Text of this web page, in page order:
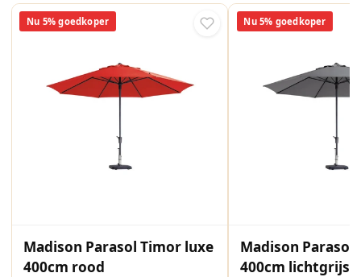
Nu 5% goedkoper
Madison Parasol Timor luxe
400cm rood
Nu 5% goedkoper
Madison Parasol
400cm lichtgrijs